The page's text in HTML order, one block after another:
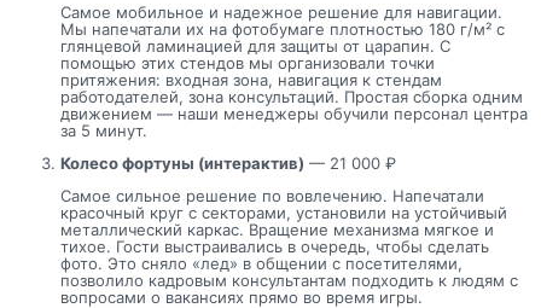
Самое мобильное и надежное решение для навигации.
Мы напечатали их на фотобумаге плотностью 180 г/м² с
глянцевой ламинацией для защиты от царапин. С
помощью этих стендов мы организовали точки
притяжения: входная зона, навигация к стендам
работодателей, зона консультаций. Простая сборка одним
движением — наши менеджеры обучили персонал центра
за 5 минут.
Колесо фортуны (интерактив) — 21 000 ₽
Самое сильное решение по вовлечению. Напечатали
красочный круг с секторами, установили на устойчивый
металлический каркас. Вращение механизма мягкое и
тихое. Гости выстраивались в очередь, чтобы сделать
фото. Это сняло «лед» в общении с посетителями,
позволило кадровым консультантам подходить к людям с
вопросами о вакансиях прямо во время игры.